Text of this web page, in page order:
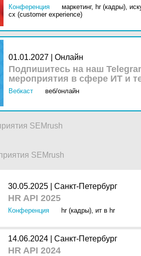
Конференция маркетинг, hr (кадры),
cx (customer experience)
01.01.2027 | Онлайн
Подпишитесь на наш
мероприятия в сфере ИТ и
Вебкаст веб/онлайн
SEMrush
SEMrush
30.05.2025 | Санкт-Петербург
HR API 2025
Конференция hr (кадры), ит в hr
14.06.2024 | Санкт-Петербург
HR API 2024